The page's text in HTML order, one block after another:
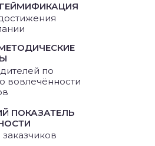
ПОКАЗАТЕЛЬ
по
вовлечённости